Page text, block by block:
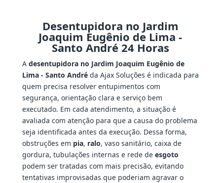
Desentupidora no Jardim
Joaquim Eugênio de Lima -
Santo André 24 Horas
A desentupidora no Jardim Joaquim Eugênio de
Lima - Santo Andréda Ajax Soluções é indicada para
quem precisa resolver entupimentos com
segurança, orientação clara e serviço bem
executado. Em cada atendimento, a situação é
avaliada com atenção para que a causa do problema
seja identificada antes da execução. Dessa forma,
obstruções em pia, ralo, vaso sanitário, caixa de
gordura, tubulações internas e rede de esgoto
podem ser tratadas com mais precisão, evitando
tentativas improvisadas que poderiam agravar o